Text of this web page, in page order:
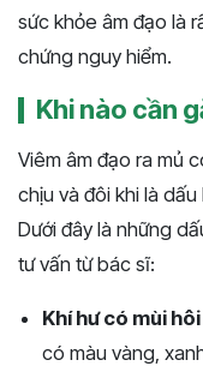
sức khỏe âm đạo là
chứng nguy hiểm.
Khi nào cần
Viêm âm đạo ra mủ
chịu và đôi khi là
Dưới đây là những
tư vấn từ bác sĩ:
Khí hư có mùi
có màu vàng,